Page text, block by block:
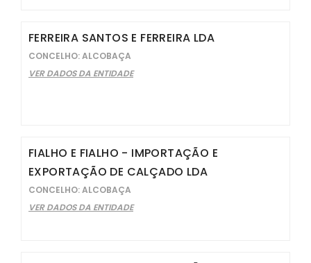
FERREIRA SANTOS E FERREIRA LDA
CONCELHO: ALCOBAÇA
VER DADOS DA ENTIDADE
FIALHO E FIALHO - IMPORTAÇÃO E
EXPORTAÇÃO DE CALÇADO LDA
CONCELHO: ALCOBAÇA
VER DADOS DA ENTIDADE